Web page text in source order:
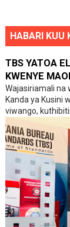
HABARI KUU
TBS YATOA
KWENYE
Wajasiriamali na
Kanda ya Kusini
viwango,